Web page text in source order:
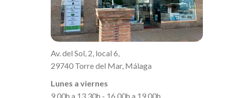
Av. del Sol, 2, local 6,
29740 Torre del Mar, Málaga
Lunes a viernes
9.00h a 13.30h - 16.00h a 19.00h